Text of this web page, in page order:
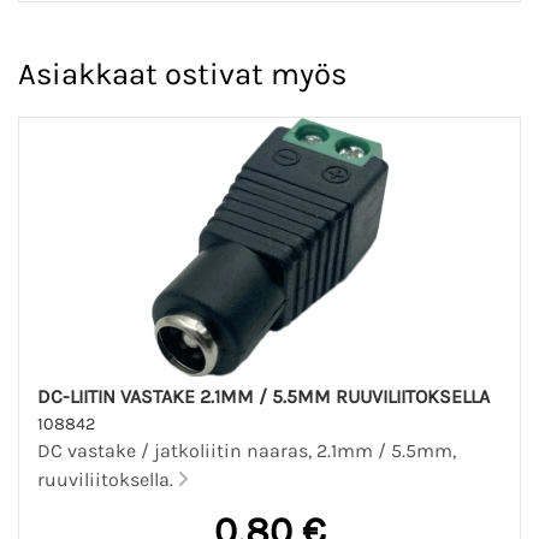
Asiakkaat ostivat myös
DC-LIITIN VASTAKE 2.1MM / 5.5MM RUUVILIITOKSELLA
108842
DC vastake / jatkoliitin naaras, 2.1mm / 5.5mm,
ruuviliitoksella.